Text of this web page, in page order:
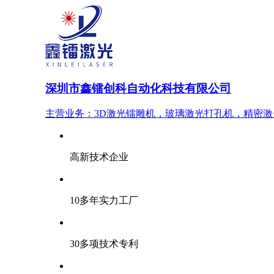
深圳市鑫镭创科自动化科技有限公司
主营业务：3D激光镭雕机，玻璃激光打孔机，精密
高新技术企业
10多年实力工厂
30多项技术专利